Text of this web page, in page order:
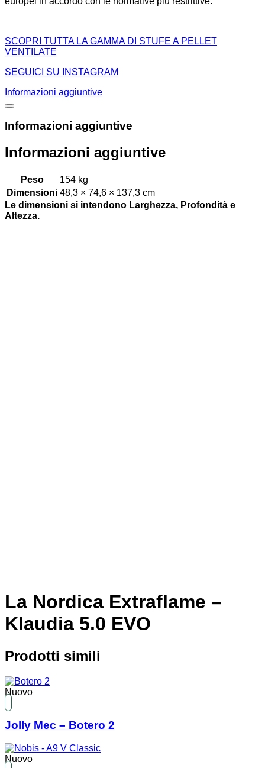
SCOPRI TUTTA LA GAMMA DI STUFE A PELLET
VENTILATE
SEGUICI SU INSTAGRAM
Informazioni aggiuntive
Informazioni aggiuntive
Informazioni aggiuntive
Peso
154 kg
Dimensioni 48,3 × 74,6 × 137,3 cm
Le dimensioni si intendono Larghezza, Profondità e
Altezza.
La Nordica Extraflame –
Klaudia 5.0 EVO
Prodotti simili
Nuovo
Jolly Mec – Botero 2
Nuovo